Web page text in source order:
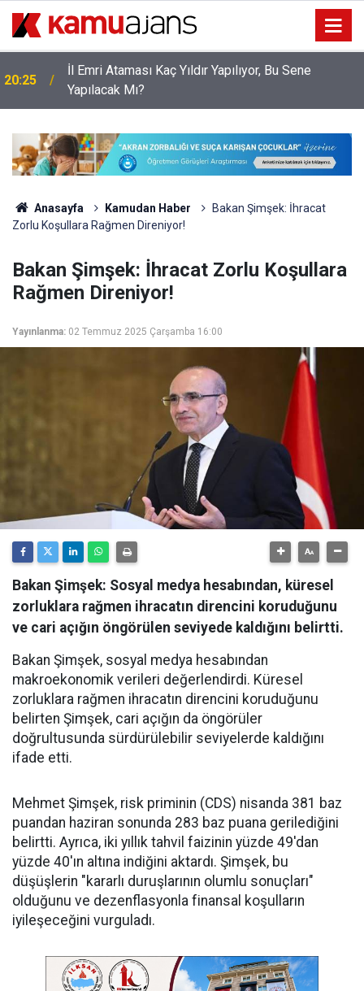
19:34
O Öğretmenlerin Yaz Tatili 17 Ağustos'ta Sona
Erecek
Anasayfa Kamudan Haber
Bakan Şimşek: İhracat
Zorlu Koşullara Rağmen Direniyor!
Bakan Şimşek: İhracat Zorlu Koşullara
Rağmen Direniyor!
Yayınlanma: 02 Temmuz 2025 Çarşamba 16:00
Bakan Şimşek: Sosyal medya hesabından, küresel
zorluklara rağmen ihracatın direncini koruduğunu
ve cari açığın öngörülen seviyede kaldığını belirtti.
Bakan Şimşek, sosyal medya hesabından
makroekonomik verileri değerlendirdi. Küresel
zorluklara rağmen ihracatın direncini koruduğunu
belirten Şimşek, cari açığın da öngörüler
doğrultusunda sürdürülebilir seviyelerde kaldığını
ifade etti.
Mehmet Şimşek, risk priminin (CDS) nisanda 381 baz
puandan haziran sonunda 283 baz puana gerilediğini
belirtti. Ayrıca, iki yıllık tahvil faizinin yüzde 49'dan
yüzde 40'ın altına indiğini aktardı. Şimşek, bu
düşüşlerin "kararlı duruşlarının olumlu sonuçları"
olduğunu ve dezenflasyonla finansal koşulların
iyileşeceğini vurguladı.